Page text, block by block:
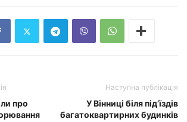
про
Наступна публікація
У Вінниці біля під’їздів
багатоквартирних будинків